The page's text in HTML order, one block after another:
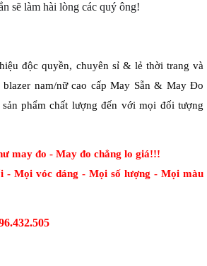
sẽ làm hài lòng các quý ông!
độc quyền, chuyên sỉ & lẻ thời trang và
nam/nữ cao cấp May Sẵn & May Đo
phẩm chất lượng đến với mọi đối tượng
may đo - May đo chẳng lo giá!!!
- Mọi vóc dáng - Mọi số lượng - Mọi màu